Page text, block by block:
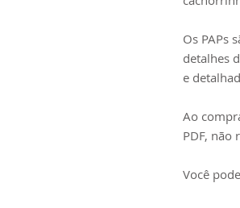
Os PAPs
detalhes
e
Ao
PDF, não
Você